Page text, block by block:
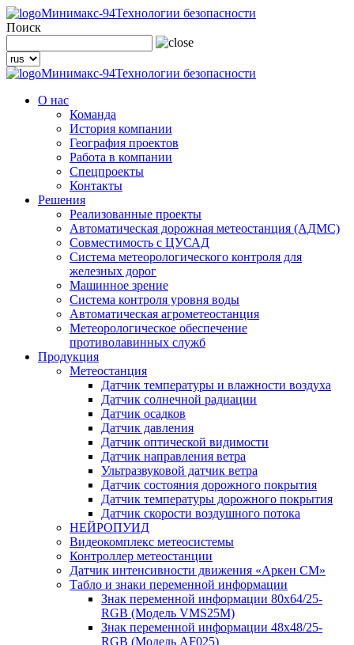
Минимакс-94Технологии безопасности
Поиск
Минимакс-94Технологии безопасности
О нас
Команда
История компании
География проектов
Работа в компании
Спецпроекты
Контакты
Решения
Реализованные проекты
Автоматическая дорожная метеостанция (АДМС)
Совместимость с ЦУСАД
Система метеорологического контроля для
железных дорог
Машинное зрение
Система контроля уровня воды
Автоматическая агрометеостанция
Метеорологическое обеспечение
противолавинных служб
Продукция
Метеостанция
Датчик температуры и влажности воздуха
Датчик солнечной радиации
Датчик осадков
Датчик давления
Датчик оптической видимости
Датчик направления ветра
Ультразвуковой датчик ветра
Датчик состояния дорожного покрытия
Датчик температуры дорожного покрытия
Датчик скорости воздушного потока
НЕЙРОПУИД
Видеокомплекс метеосистемы
Контроллер метеостанции
Датчик интенсивности движения «Аркен СМ»
Табло и знаки переменной информации
Знак переменной информации 80х64/25-
RGB (Модель VMS25M)
Знак переменной информации 48х48/25-
RGB (Модель АF025)